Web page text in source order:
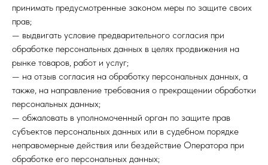
принимать предусмотренные законом меры по защите своих
прав;
— выдвигать условие предварительного согласия при
обработке персональных данных в целях продвижения на
рынке товаров, работ и услуг;
— на отзыв согласия на обработку персональных данных, а
также, на направление требования о прекращении обработки
персональных данных;
— обжаловать в уполномоченный орган по защите прав
субъектов персональных данных или в судебном порядке
неправомерные действия или бездействие Оператора при
обработке его персональных данных;